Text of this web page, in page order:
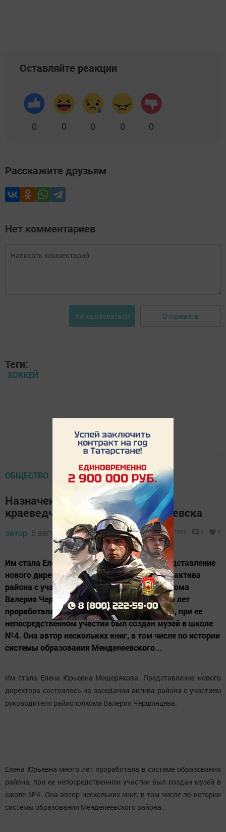
Оставляйте реакции
0 0 0 0 0
Расскажите друзьям
Нет комментариев
Авторизоваться Отправить
Теги:
ХОККЕЙ
ОБЩЕСТВО
Назначен новый директор
краеведческого музея Менделеевска
автор, 6 августа 2015 - 04:35 1600 0 0
Им стала Елена Юрьевна Мещерякова. Представление
нового директора состоялось на заседании актива
района с участием руководителя райисполкома
Валерия Чершинцева. Елена Юрьевна много лет
проработала в системе образования района, при ее
непосредственном участии был создан музей в школе
№4. Она автор нескольких книг, в том числе по истории
системы образования Менделеевского...
Им стала Елена Юрьевна Мещерякова. Представление нового
директора состоялось на заседании актива района с участием
руководителя райисполкома Валерия Чершинцева.
Елена Юрьевна много лет проработала в системе образования
района, при ее непосредственном участии был создан музей в
школе №4. Она автор нескольких книг, в том числе по истории
системы образования Менделеевского района.